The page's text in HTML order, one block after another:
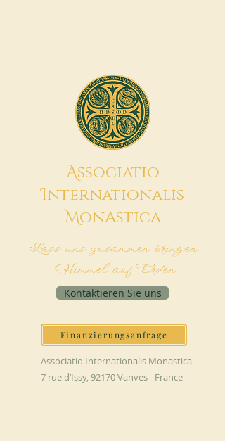
Associatio
Internationalis
MonAstica
Lass uns zusammen bringen
Himmel auf Erden
Kontaktieren Sie uns
Finanzierungsanfrage
Associatio Internationalis Monastica
7 rue d’Issy, 92170 Vanves - France